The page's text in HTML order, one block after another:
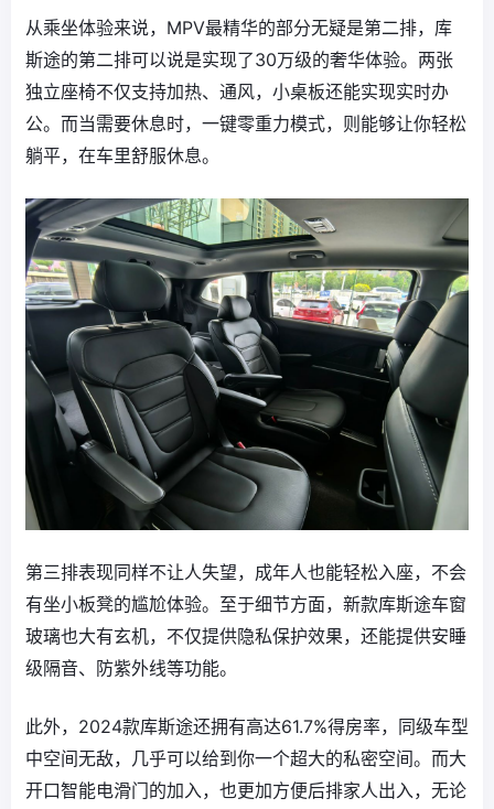
从乘坐体验来说，MPV最精华的部分无疑是第二排，库
斯途的第二排可以说是实现了30万级的奢华体验。两张
独立座椅不仅支持加热、通风，小桌板还能实现实时办
公。而当需要休息时，一键零重力模式，则能够让你轻松
躺平，在车里舒服休息。
第三排表现同样不让人失望，成年人也能轻松入座，不会
有坐小板凳的尴尬体验。至于细节方面，新款库斯途车窗
玻璃也大有玄机，不仅提供隐私保护效果，还能提供安睡
级隔音、防紫外线等功能。
此外，2024款库斯途还拥有高达61.7%得房率，同级车型
中空间无敌，几乎可以给到你一个超大的私密空间。而大
开口智能电滑门的加入，也更加方便后排家人出入，无论